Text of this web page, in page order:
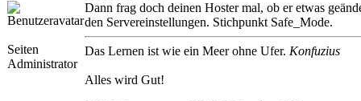
Seiten
Administrator
Dann frag doch deinen Hoster mal, ob er etwas
den Servereinstellungen. Stichpunkt Safe_Mode.
Das Lernen ist wie ein Meer ohne Ufer. Konfuzius
Alles wird Gut!